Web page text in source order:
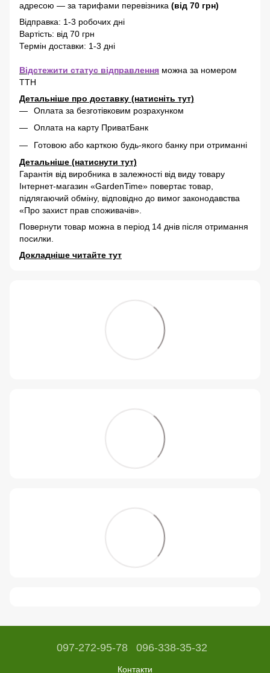
адресою — за тарифами перевізника (від 70 грн)
Відправка: 1-3 робочих дні
Вартість: від 70 грн
Термін доставки: 1-3 дні
Відстежити статус відправлення можна за номером
ТТН
Детальніше про доставку (натисніть тут)
Оплата за безготівковим розрахунком
Оплата на карту ПриватБанк
Готовою або карткою будь-якого банку при отриманні
Детальніше (натиснути тут)
Гарантія від виробника в залежності від виду товару
Інтернет-магазин «GardenTime» повертає товар,
підлягаючий обміну, відповідно до вимог законодавства
«Про захист прав споживачів».
Повернути товар можна в період 14 днів після отримання
посилки.
Докладніше читайте тут
097-272-95-78 096-338-35-32
Контакти